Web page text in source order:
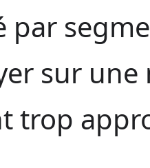
par
sur
trop